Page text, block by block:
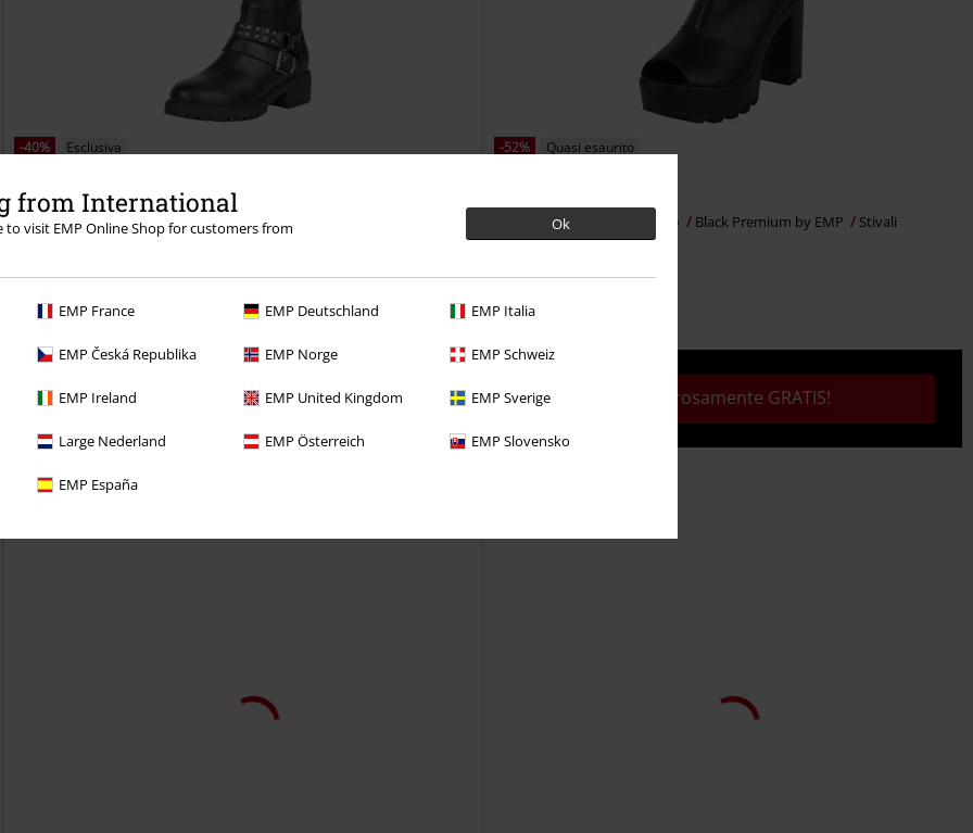
from International
to visit EMP Online Shop for customers from
Ok
EMP France EMP Deutschland EMP Italia
EMP Česká Republika EMP Norge EMP Schweiz
EMP Ireland EMP United Kingdom EMP Sverige
Large Nederland EMP Österreich EMP Slovensko
EMP España
-40%
Esclusiva
64,99 €
Boots with buckles and studs Rock Rebel by EMP
-52%
Quasi esaurito
Peep-toe ankle boot with zip Black Premium by EMP Stivali
speciale: trattati bene e prova per 30 giorni il
CLUB!
Tutto rigorosamente GRATIS!